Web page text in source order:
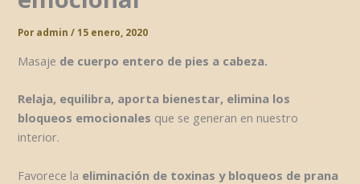
Poradmin/15 enero, 2020
Masaje de cuerpo entero de pies a cabeza.
Relaja, equilibra, aporta bienestar, elimina los
bloqueos emocionales que se generan en nuestro
interior.
Favorece la eliminación de toxinas y bloqueos de prana